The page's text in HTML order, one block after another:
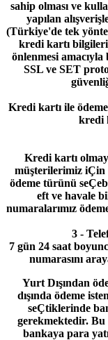
sahip olması ve
yapılan
(Türkiye'de tek
kredi kartı
önlenmesi
SSL ve SET
Kredi kartı ile
kredi
Kredi kartı
müşterilerimiz iÇin
ödeme türünü
eft ve havale
numaralarımız
3 -
7 gün 24 saat
numarasını
Yurt Dışından
dışında ödeme
seÇtiklerinde
gerekmektedir.
bankaya para